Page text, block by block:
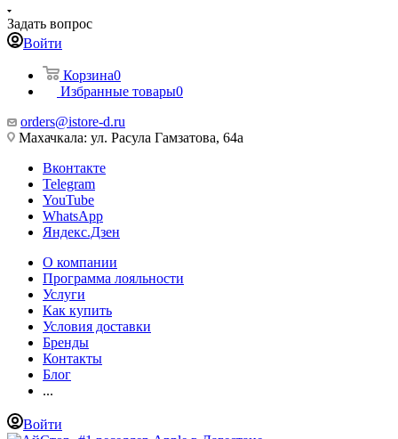
Задать вопрос
Войти
Корзина0
Избранные товары0
orders@istore-d.ru
Махачкала: ул. Расула Гамзатова, 64а
Вконтакте
Telegram
YouTube
WhatsApp
Яндекс.Дзен
О компании
Программа лояльности
Услуги
Как купить
Условия доставки
Бренды
Контакты
Блог
...
Войти